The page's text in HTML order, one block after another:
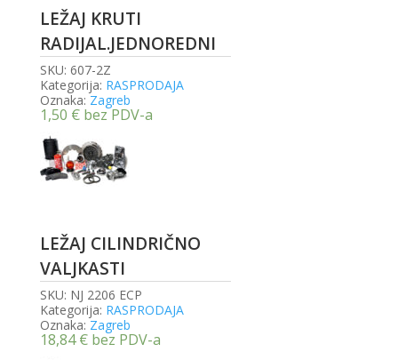
LEŽAJ KRUTI
RADIJAL.JEDNOREDNI
SKU: 607-2Z
Kategorija: RASPRODAJA
Oznaka: Zagreb
1,50 € bez PDV-a
LEŽAJ CILINDRIČNO
VALJKASTI
SKU: NJ 2206 ECP
Kategorija: RASPRODAJA
Oznaka: Zagreb
18,84€ bez PDV-a